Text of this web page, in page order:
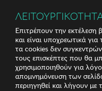
Επιτρέπουν την εκτέλεση
και είναι υποχρεωτικά
τα cookies δεν
τους επισκέπτες που θα
χρησιμοποιηθούν για
απομνημόνευση των
περιηγηθεί και λήγουν με